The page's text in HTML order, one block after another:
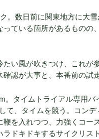
。数日前に関東地方に大
ている箇所があるものの
い風が吹きつけ、これが
認が大事と、本番前の試
。タイムトライアル専用
て、タイムを競う。コン
を入れつつ、力強くコー
ドキドキするサイクリス